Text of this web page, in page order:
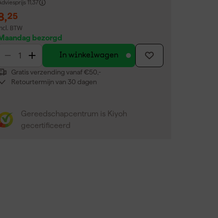
11,37
,25
BTW
bezorgd
In winkelwagen
Gratis verzending vanaf €50,-
Retourtermijn van 30 dagen
Gereedschapcentrum is Kiyoh
gecertificeerd